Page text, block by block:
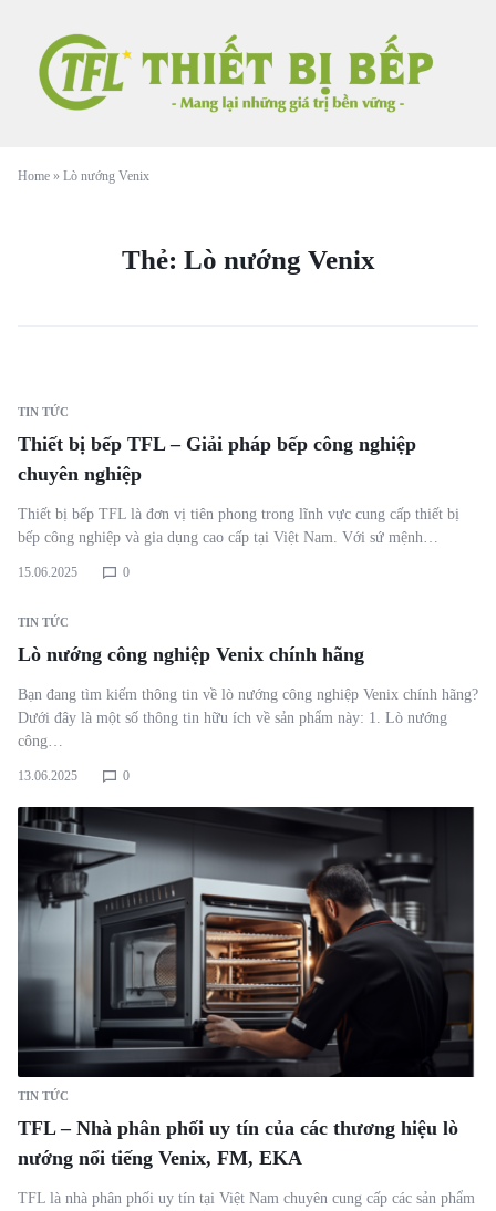
Home » Lò nướng Venix
Thẻ: Lò nướng Venix
TIN TỨC
Thiết bị bếp TFL – Giải pháp bếp công nghiệp
chuyên nghiệp
Thiết bị bếp TFL là đơn vị tiên phong trong lĩnh vực cung cấp thiết bị
bếp công nghiệp và gia dụng cao cấp tại Việt Nam. Với sứ mệnh…
15.06.2025 0
TIN TỨC
Lò nướng công nghiệp Venix chính hãng
Bạn đang tìm kiếm thông tin về lò nướng công nghiệp Venix chính hãng?
Dưới đây là một số thông tin hữu ích về sản phẩm này: 1. Lò nướng
công…
13.06.2025 0
TIN TỨC
TFL – Nhà phân phối uy tín của các thương hiệu lò
nướng nổi tiếng Venix, FM, EKA
TFL là nhà phân phối uy tín tại Việt Nam chuyên cung cấp các sản phẩm